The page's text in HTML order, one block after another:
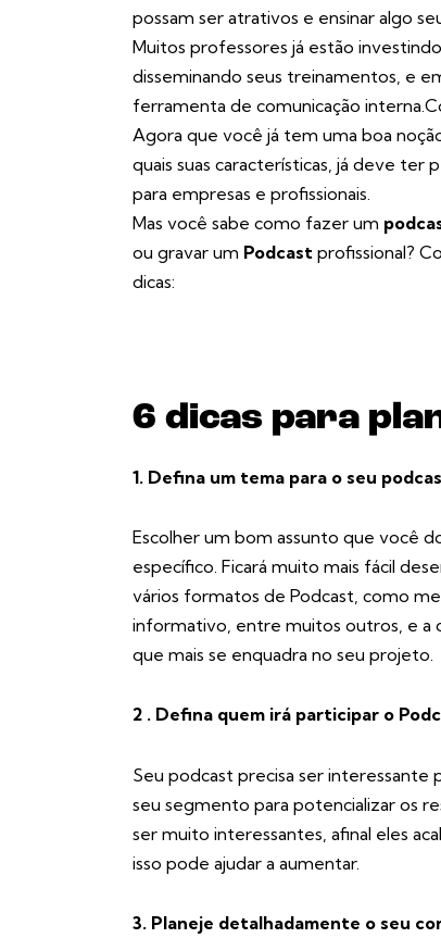
possam ser atrativos e ensinar algo
Muitos professores já estão
disseminando seus treinamentos, e
ferramenta de comunicação
Agora que você já tem uma boa
quais suas características, já deve
para empresas e profissionais.
Mas você sabe como fazer um
ou gravar um Podcast profissional?
dicas:
6 dicas para
1. Defina um tema para o seu
Escolher um bom assunto que você
específico. Ficará muito mais fácil
vários formatos de Podcast, como
informativo, entre muitos outros, e a
que mais se enquadra no seu projeto.
2 . Defina quem irá participar o
Seu podcast precisa ser interessante
seu segmento para potencializar os
ser muito interessantes, afinal eles
isso pode ajudar a aumentar.
3. Planeje detalhadamente o seu